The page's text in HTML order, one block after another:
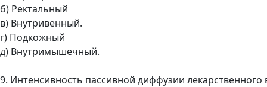
б) Ректальный
в) Внутривенный.
г) Подкожный
д) Внутримышечный.
9. Интенсивность пассивной диффузии